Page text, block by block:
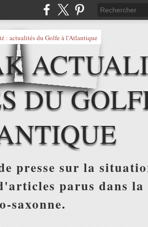
DU
presse sur la
parus dans la
saxonne.